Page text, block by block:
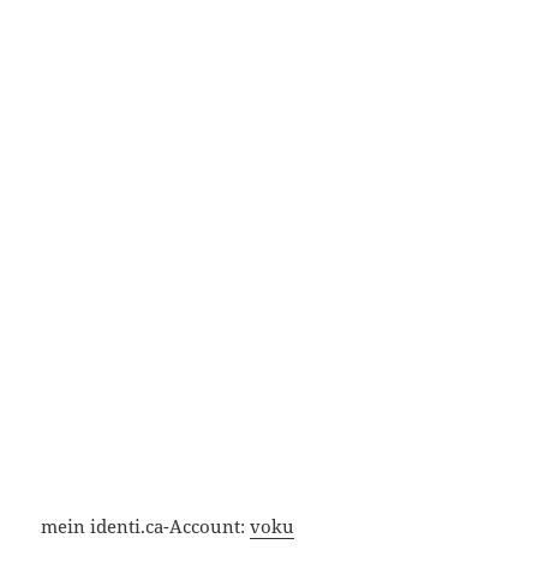
mein identi.ca-Account:voku